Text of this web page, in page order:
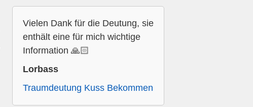
Vielen Dank für die Deutung, sie
enthält eine für mich wichtige
Information 🙏🏻
Lorbass
Traumdeutung Kuss Bekommen